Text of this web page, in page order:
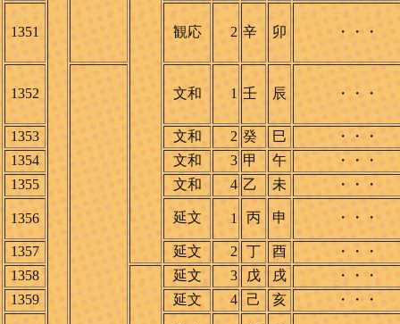
1351 観応 2 辛 卯 ・・・
1352 文和 1 壬 辰 ・・・
1353 文和 2 癸 巳
・・・
1354
文和 3 甲 午
・・・
1355
文和 4 乙 未 ・・・
1356 延文 1 丙 申 ・・・
1357 延文 2 丁 酉
・・・
1358
延文 3 戊 戌
・・・
1359
延文 4 己 亥 ・・・